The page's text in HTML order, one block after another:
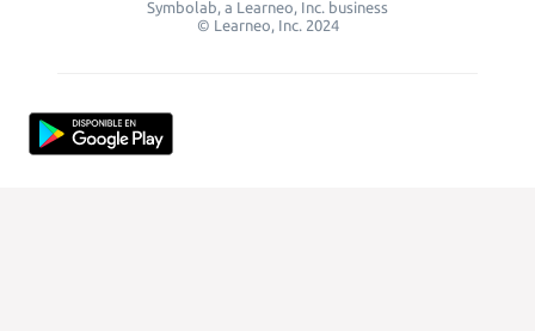
Symbolab, a Learneo, Inc. business
© Learneo, Inc. 2024